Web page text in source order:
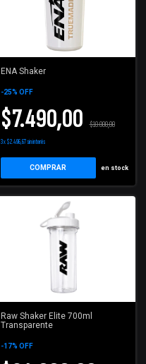
ENA Shaker
-25% OFF
$7.490,00 $10.000,00
3x$2.496,67sin interés
COMPRAR en stock
Raw Shaker Elite 700ml
Transparente
-17% OFF